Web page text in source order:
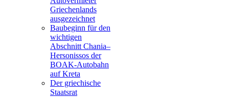
Griechenlands
ausgezeichnet
Baubeginn für den
wichtigen
Abschnitt Chania–
Hersonissos der
BOAK-Autobahn
auf Kreta
Der griechische
Staatsrat